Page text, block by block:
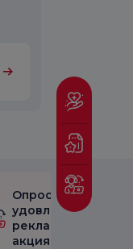
Опрос
рекламными
акциями